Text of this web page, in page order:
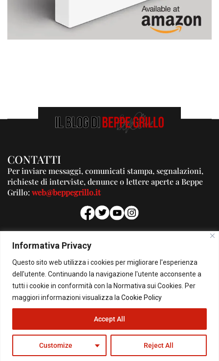
Informativa Privacy
Questo sito web utilizza i cookies per migliorare l'esperienza
dell'utente. Continuando la navigazione l'utente acconsente a
tutti i cookie in conformità con la Normativa sui Cookies. Per
maggiori informazioni visualizza la Cookie Policy
Customize Reject All
Accept All
CONTATTI
Per inviare messaggi, comunicati stampa, segnalazioni,
richieste di interviste, denunce o lettere aperte a Beppe
Grillo:web@beppegrillo.it
PUBBLICITA'
Per la tua pubblicità su questo Blog:
pubblicita@beppegrillo.it
HOMEPAGE COOKIE POLICY PRIVACY POLICY CONTATTI
© Copyright 2026 - Il Blog di Beppe Grillo. All Rights Reserved - Powered by
happygrafic.com